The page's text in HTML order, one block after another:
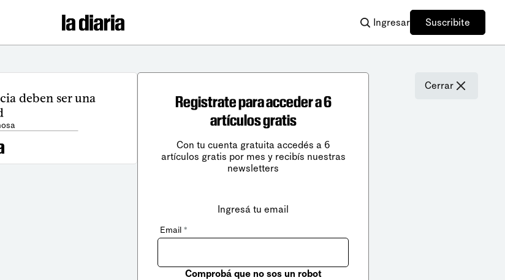
Ingresar Suscribite
deben ser una
Cerrar
Registrate para acceder a 6
artículos gratis
Con tu cuenta gratuita accedés a 6
artículos gratis por mes y recibís nuestras
newsletters
Ingresá tu email
Email *
Comprobá que no sos un robot